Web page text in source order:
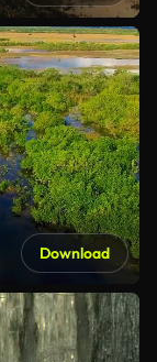
Download